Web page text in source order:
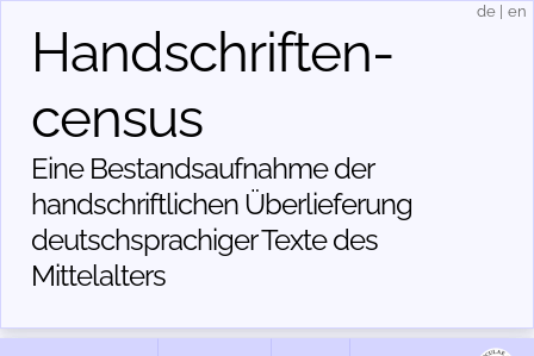
Handschriften­
census
Eine Bestandsaufnahme der
handschriftlichen Über­lieferung
deutschsprachiger Texte des
Mittelalters
de en